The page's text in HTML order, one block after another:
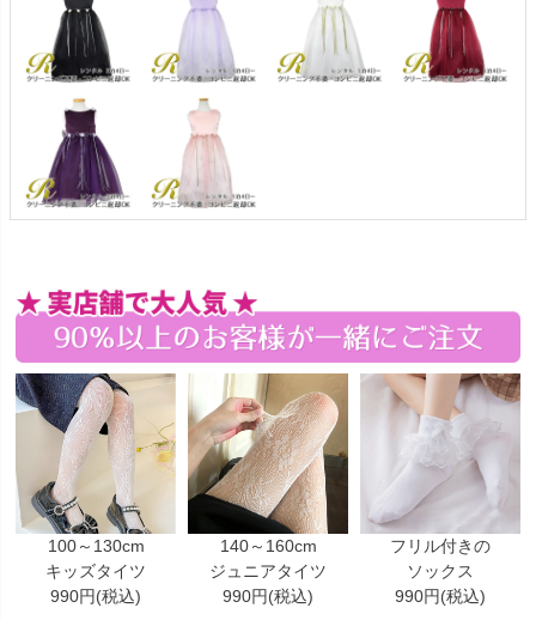
100～130cm
キッズタイツ
990円(税込)
140～160cm
ジュニアタイツ
990円(税込)
フリル付きの
ソックス
990円(税込)